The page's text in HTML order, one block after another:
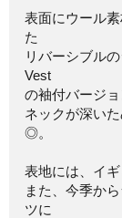
表面にウール
た
リバーシブル
Vest
の袖付バージョ
ネックが深い
◎。
表地には、イ
また、今季か
ツに